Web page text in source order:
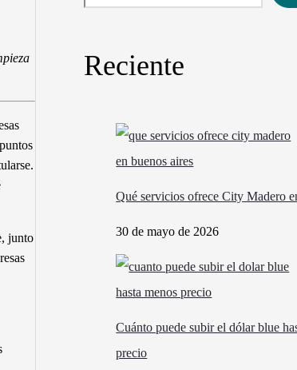
junto
Reciente
Qué servicios ofrece City Madero
30 de mayo de 2026
Cuánto puede subir el dólar blue
precio